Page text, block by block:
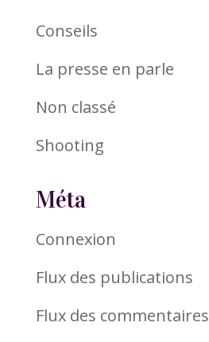
Conseils
La presse en parle
Non classé
Shooting
Méta
Connexion
Flux des publications
Flux des commentaires